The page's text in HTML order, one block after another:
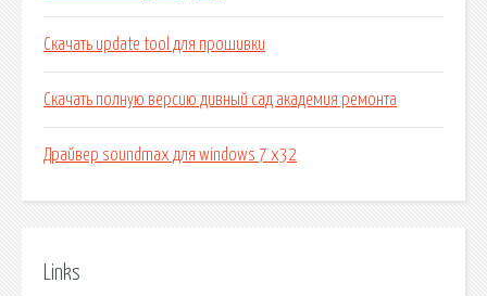
Скачать update tool для прошивки
Скачать полную версию дивный сад академия ремонта
Драйвер soundmax для windows 7 x32
Links